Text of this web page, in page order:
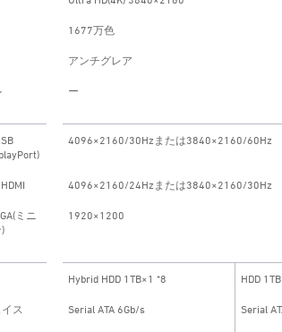
1677万色
アンチグレア
ー
4096×2160/30Hzまたは3840×2160/60Hz
4096×2160/24Hzまたは3840×2160/30Hz
ミニ
1920×1200
Hybrid HDD 1TB×1 *8 HDD
ス Serial ATA 6Gb/s Serial